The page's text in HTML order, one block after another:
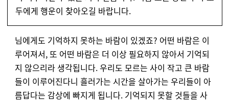
두에게 행운이 찾아오길 바랍니다.
님에게도 기억하지 못하는 바람이 있겠죠? 어떤 바람은 이
루어져서, 또 어떤 바람은 더 이상 필요하지 않아서 기억되
지 않으리라 생각됩니다. 우리도 모르는 사이 작고 큰 바람
들이 이루어진다니 흘러가는 시간을 살아가는 우리들이 아
름답다는 감상에 빠지게 됩니다. 기억되지 못할 것들을 사